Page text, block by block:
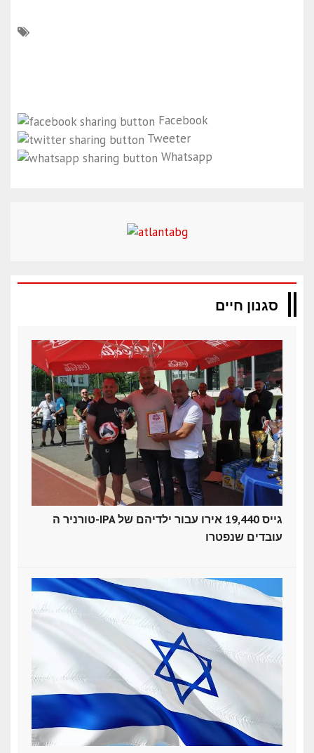
Facebook
Tweeter
Whatsapp
סגנון חיים
טורניר ה-IPA גייס 19,440 אירו עבור ילדיהם של
עובדים שנפטרו